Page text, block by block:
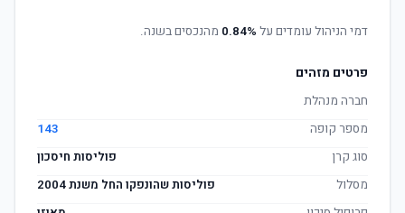
דמי הניהול עומדים על 0.84% מהנכסים בשנה.
פרטים מזהים
חברה מנהלת
מספר קופה
143
סוג קרן
פוליסות חיסכון
מסלול
פוליסות שהונפקו החל משנת 2004